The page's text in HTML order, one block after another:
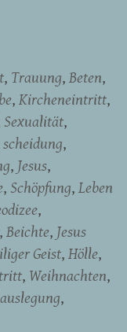
Trauung Beten
Kircheneintritt
Sexualität
scheidung
Jesus
Schöpfung Leben
Beichte Jesus
Geist Hölle
Weihnachten